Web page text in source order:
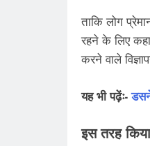
ताकि लोग
रहने के लिए
करने वाले
यह भी पढ़ेंः-
इस तरह